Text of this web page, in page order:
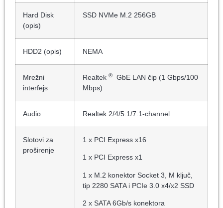
Hard Disk
(opis)
SSD NVMe M.2 256GB
HDD2 (opis) NEMA
Mrežni
interfejs
Realtek ®
GbE LAN čip (1 Gbps/100
Mbps)
Audio Realtek 2/4/5.1/7.1-channel
Slotovi za
proširenje
1 x PCI Express x16
1 x PCI Express x1
1 x M.2 konektor Socket 3, M ključ,
tip 2280 SATA i PCIe 3.0 x4/x2 SSD
2 x SATA 6Gb/s konektora